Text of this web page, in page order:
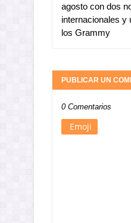
agosto con dos
internacionales y
los Grammy
PUBLICAR UN
0 Comentarios
Emoji